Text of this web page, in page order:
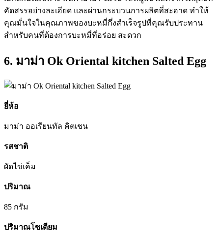
คัดสรรอย่างละเอียด และผ่านกระบวนการผลิตที่สะอาด ทำให้
คุณมั่นใจในคุณภาพของบะหมี่กึ่งสำเร็จรูปที่คุณรับประทาน
สำหรับคนที่ต้องการบะหมี่ที่อร่อย สะดวก
6. มาม่า Ok Oriental kitchen Salted Egg
ยี่ห้อ
มาม่า ออเรียนทัล คิตเชน
รสชาติ
ผัดไข่เค็ม
ปริมาณ
85 กรัม
ปริมาณโซเดียม